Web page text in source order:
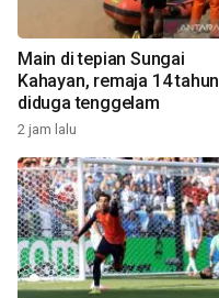
Main di tepian Sungai
Kahayan, remaja 14 tahun
diduga tenggelam
2 jam lalu